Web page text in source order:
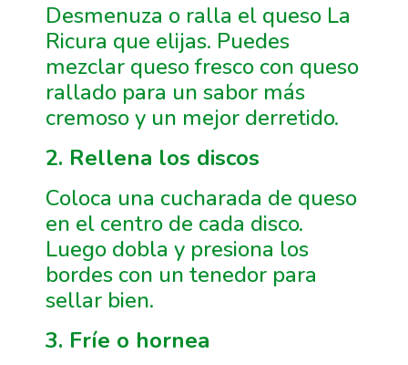
Desmenuza o ralla el queso La
Ricura que elijas. Puedes
mezclar queso fresco con queso
rallado para un sabor más
cremoso y un mejor derretido.
2. Rellena los discos
Coloca una cucharada de queso
en el centro de cada disco.
Luego dobla y presiona los
bordes con un tenedor para
sellar bien.
3. Fríe o hornea